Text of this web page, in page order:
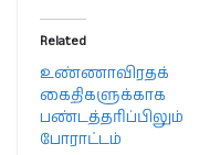
Related
உண்ணாவிரதக்
கைதிகளுக்காக
பண்டத்தரிப்பிலும்
போராட்டம்